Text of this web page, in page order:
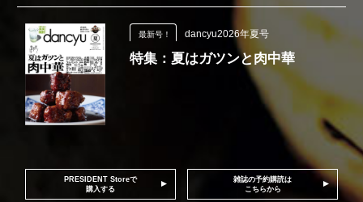
最新号！ dancyu2026年夏号
特集：夏はガツンと肉中華
PRESIDENT Storeで
購入する
雑誌の予約購読は
こちらから